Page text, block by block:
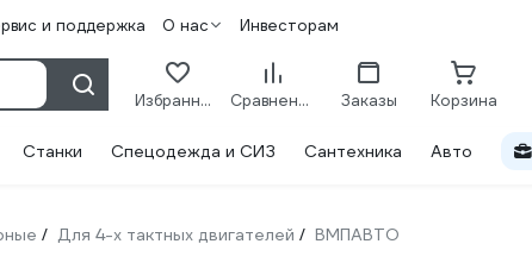
и поддержка О нас Инвесторам
Избранное Сравнение Заказы Корзина
Станки Спецодежда и СИЗ Сантехника Авто
/ Для 4-х тактных двигателей / ВМПАВТО